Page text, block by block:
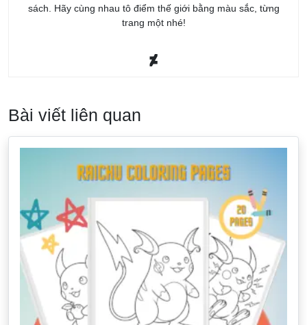
sách. Hãy cùng nhau tô điểm thế giới bằng màu sắc, từng
trang một nhé!
Bài viết liên quan